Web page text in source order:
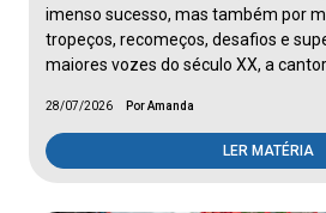
imenso sucesso, mas também por
tropeços, recomeços, desafios e
maiores vozes do século XX, a
28/07/2026 Por Amanda
LER MATÉRIA